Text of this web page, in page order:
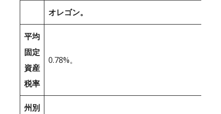
オレゴン。
平均
固定
資産
税率
0.78%。
州別